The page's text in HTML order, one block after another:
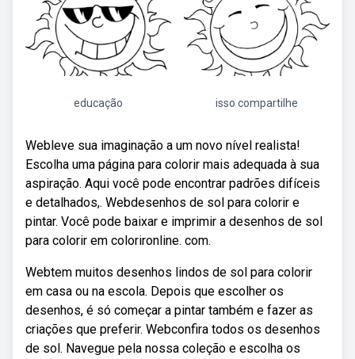
educação isso compartilhe
Webleve sua imaginação a um novo nível realista!
Escolha uma página para colorir mais adequada à sua
aspiração. Aqui você pode encontrar padrões difíceis
e detalhados,. Webdesenhos de sol para colorir e
pintar. Você pode baixar e imprimir a desenhos de sol
para colorir em colorironline. com.
Webtem muitos desenhos lindos de sol para colorir
em casa ou na escola. Depois que escolher os
desenhos, é só começar a pintar também e fazer as
criações que preferir. Webconfira todos os desenhos
de sol. Navegue pela nossa coleção e escolha os